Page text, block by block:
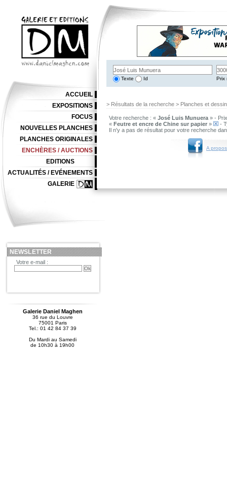
Texte Id Prix
> Résultats de la recherche > Planches et
Votre recherche : « José Luis Munuera » -
« Feutre et encre de Chine sur papier »
-
Il n'y a pas de résultat pour votre recherche
A
ACCUEIL
EXPOSITIONS
FOCUS
NOUVELLES PLANCHES
PLANCHES ORIGINALES
ENCHÈRES / AUCTIONS
EDITIONS
ACTUALITÉS / EVÉNEMENTS
GALERIE
NEWSLETTER
Votre e-mail :
Galerie Daniel Maghen
36 rue du Louvre
75001 Paris
Tel.: 01 42 84 37 39
Du Mardi au Samedi
de 10h30 à 19h00